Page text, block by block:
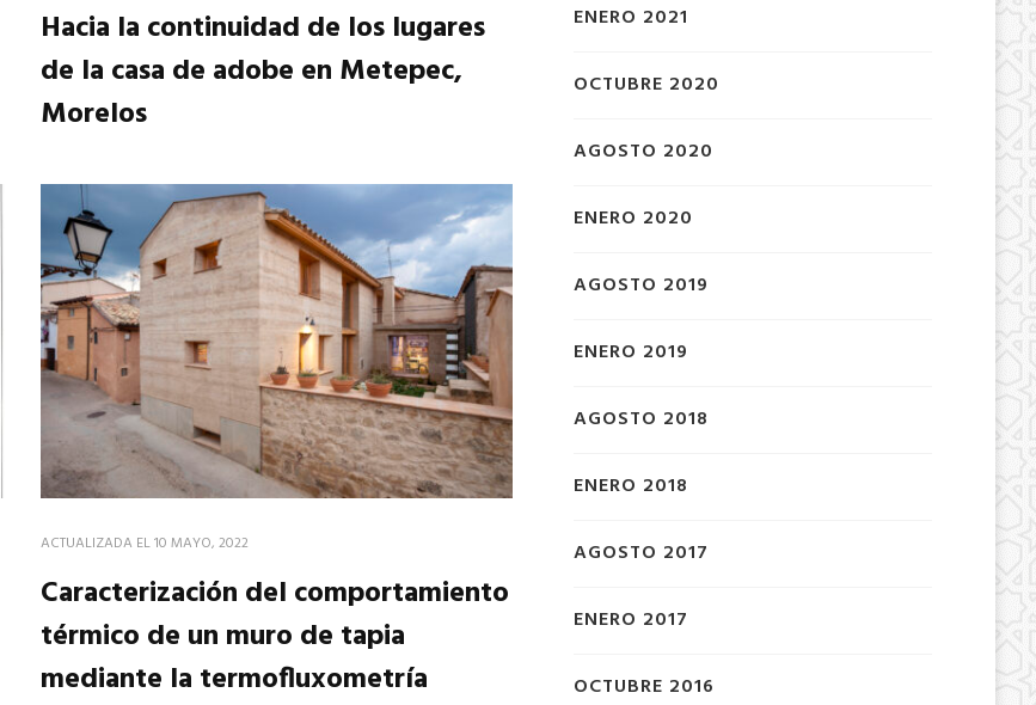
Hacia la continuidad de los lugares
de la casa de adobe en Metepec,
Morelos
ACTUALIZADA EL10 MAYO, 2022
Caracterización del comportamiento
térmico de un muro de tapia
mediante la termofluxometría
ENERO 2021
OCTUBRE 2020
AGOSTO 2020
ENERO 2020
AGOSTO 2019
ENERO 2019
AGOSTO 2018
ENERO 2018
AGOSTO 2017
ENERO 2017
OCTUBRE 2016